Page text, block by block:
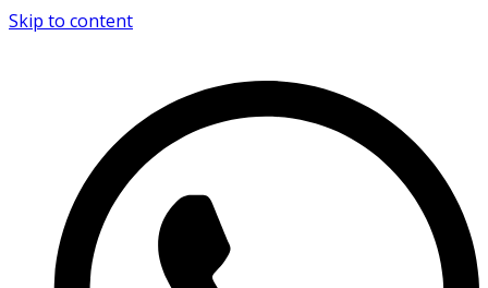
Skip to content